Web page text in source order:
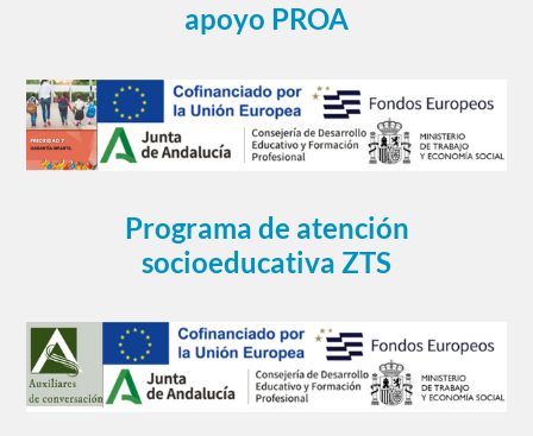
apoyo PROA
Programa de atención
socioeducativa ZTS